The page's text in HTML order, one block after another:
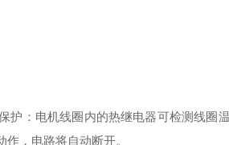
护：电机线圈内的热继电器可检测线圈
，电路将自动断开。